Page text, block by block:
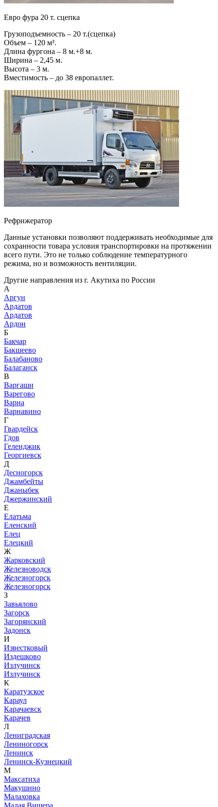
Евро фура 20 т. сцепка
Грузоподъемность – 20 т.(сцепка)
Объем – 120 м³.
Длина фургона – 8 м.+8 м.
Ширина – 2,45 м.
Высота – 3 м.
Вместимость – до 38 европаллет.
Рефрижератор
Данные установки позволяют поддерживать необходимые для
сохранности товара условия транспортировки на протяжении
всего пути. Это не только соблюдение температурного
режима, но и возможность вентиляции.
Другие направления из г. Акутиха по России
А
Аргун
Ардатов
Ардатов
Ардон
Б
Бакчар
Бакшеево
Балабаново
Балаганск
В
Варгаши
Варегово
Варна
Варнавино
Г
Гвардейск
Гдов
Геленджик
Георгиевск
Д
Десногорск
Джамбейты
Джаныбек
Джержинский
Е
Елатьма
Еленский
Елец
Елецкий
Ж
Жарковский
Железноводск
Железногорск
Железногорск
З
Завьялово
Загорск
Загорянский
Задонск
И
Известковый
Издешково
Излучинск
Излучинск
К
Каратузское
Караул
Карачаевск
Карачев
Л
Лениградская
Лениногорск
Ленинск
Ленинск-Кузнецкий
М
Максатиха
Макушино
Малаховка
Малая Вишера